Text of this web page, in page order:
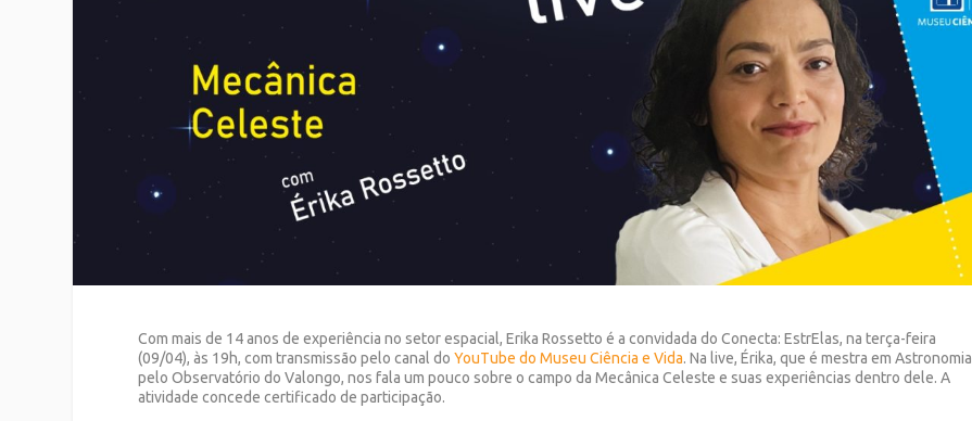
Com mais de 14 anos de experiência no setor espacial, Erika Rossetto é a convidada do Conecta: EstrElas, na terça-feira
(09/04), às 19h, com transmissão pelo canal doYouTube do Museu Ciência e Vida. Na live, Érika, que é mestra em Astronomia
pelo Observatório do Valongo, nos fala um pouco sobre o campo da Mecânica Celeste e suas experiências dentro dele. A
atividade concede certificado de participação.